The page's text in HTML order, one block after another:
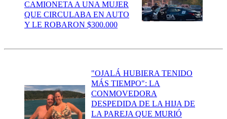
CAMIONETA A UNA MUJER
QUE CIRCULABA EN AUTO
Y LE ROBARON $300.000
"OJALÁ HUBIERA TENIDO
MÁS TIEMPO": LA
CONMOVEDORA
DESPEDIDA DE LA HIJA DE
LA PAREJA QUE MURIÓ